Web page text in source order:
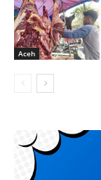
Aceh